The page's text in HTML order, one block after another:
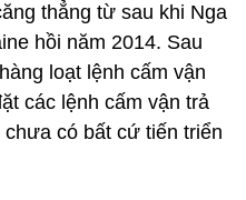
thẳng từ sau khi Nga
hồi năm 2014. Sau
loạt lệnh cấm vận
các lệnh cấm vận trả
có bất cứ tiến triển